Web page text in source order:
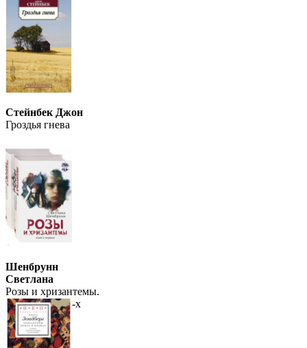
Стейнбек Джон
Гроздья гнева
Шенбрунн
Светлана
Розы и хризантемы.
Комплект. В 2-х
книгах